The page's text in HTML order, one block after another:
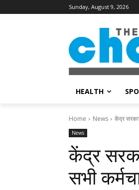
Sunday, August 9, 2026
HEALTH
Home News केंद्र
News
केंद्र
सभी